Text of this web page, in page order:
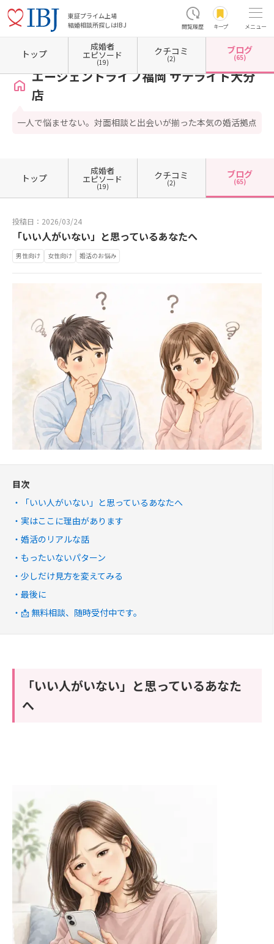
東証プライム上場
結婚相談所探しはIBJ
閲覧履歴 キープ メニュー
ホーム 大分県の結婚相談所 大分県大分市 エージェントライフ福岡 サテライト大分店
エージェントライフ福岡 サテライト大分
店
一人で悩ませない。対面相談と出会いが揃った本気の婚活拠点
トップ
成婚者
エピソード
(19)
クチコミ
(2)
ブログ
(65)
トップ
成婚者
エピソード
(19)
クチコミ
(2)
ブログ
(65)
投稿日：2026/03/24
「いい人がいない」と思っているあなたへ
男性向け 女性向け 婚活のお悩み
目次
「いい人がいない」と思っているあなたへ
実はここに理由があります
婚活のリアルな話
もったいないパターン
少しだけ見方を変えてみる
最後に
📩 無料相談、随時受付中です。
「いい人がいない」と思っているあなた
へ